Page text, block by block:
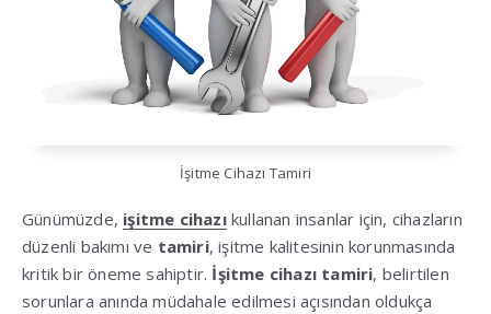
İşitme Cihazı Tamiri
Günümüzde, işitme cihazıkullanan insanlar için, cihazların
düzenli bakımı ve tamiri, işitme kalitesinin korunmasında
kritik bir öneme sahiptir. İşitme cihazı tamiri, belirtilen
sorunlara anında müdahale edilmesi açısından oldukça